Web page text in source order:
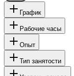
График
Рабочие часы
Опыт
Тип занятости